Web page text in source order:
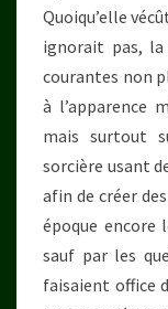
Quoiqu’elle
ignorait pas,
courantes non
à l’apparence
mais surtout
sorcière usant
afin de créer
époque encore
sauf par les
faisaient office